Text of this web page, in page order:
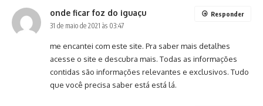
onde ficar foz do iguaçu
31 de maio de 2021 às 03:47
me encantei com este site. Pra saber mais detalhes
acesse o site e descubra mais. Todas as informações
contidas são informações relevantes e exclusivos. Tudo
que você precisa saber está está lá.
Responder